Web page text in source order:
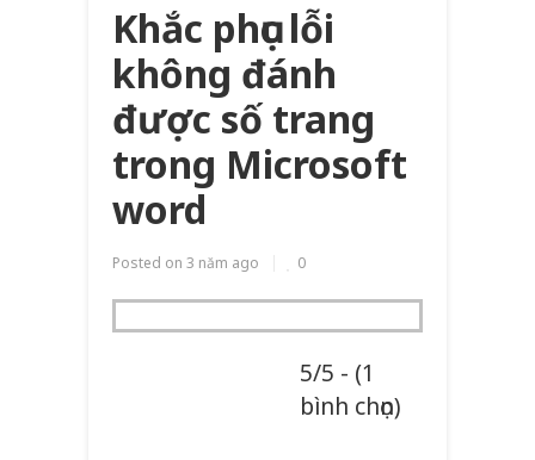
Khắc phục lỗi
không đánh
được số trang
trong Microsoft
word
Posted on 3 năm ago 0
5/5 - (1
bình chọn)